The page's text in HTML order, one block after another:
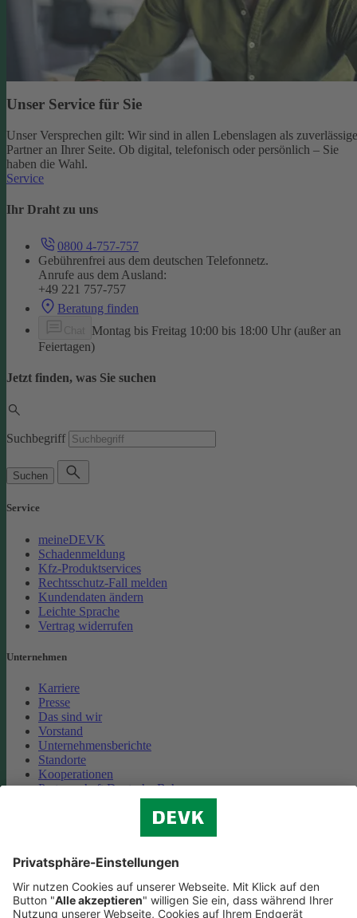
Unser Service für Sie
Unser Versprechen gilt: Wir sind in allen Lebenslagen als
Partner an Ihrer Seite. Ob digital, telefonisch oder persönlich – Sie
haben die Wahl.
Service
Ihr Draht zu uns
0800 4-757-757
Gebührenfrei aus dem deutschen Telefonnetz.
Anrufe aus dem Ausland:
+49 221 757-757
Beratung finden
Montag bis Freitag 10:00 bis 18:00 Uhr (außer an
Feiertagen)
Jetzt finden, was Sie suchen
Suchbegriff
Suchen
Service
meineDEVK
Schadenmeldung
Kfz-Produktservices
Rechtsschutz-Fall melden
Kundendaten ändern
Leichte Sprache
Vertrag widerrufen
Unternehmen
Karriere
Presse
Das sind wir
Vorstand
Unternehmensberichte
Standorte
Kooperationen
Partnerschaft Deutsche Bahn